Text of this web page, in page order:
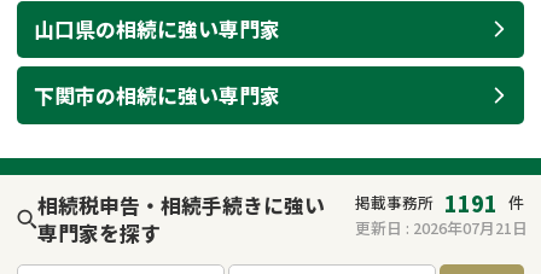
相続登記
遺留分侵害額請求
相続手続き
家族信託
コラム
相続手続き
遺言
遺産分割
山口県の相続に強い専門家
下関市の相続に強い専門家
相続税申告・相続手続きに強い
専門家を探す
掲載事務所 1191 件
更新日 : 2026年07月21日